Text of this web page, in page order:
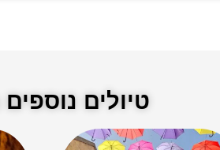
טיולים